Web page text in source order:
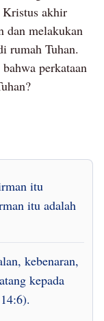
jangka
dalam
Tuhan selalu
membimbing,
setiap
ini berbeda
ini
yang
zaman
yang
akhir
dan melakukan
rumah Tuhan.
perkataan
itu
itu adalah
kebenaran,
kepada